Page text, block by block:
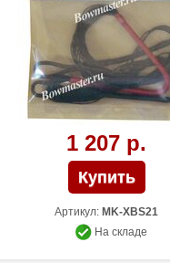
1 207 р.
Артикул: MK-XBS21
На складе